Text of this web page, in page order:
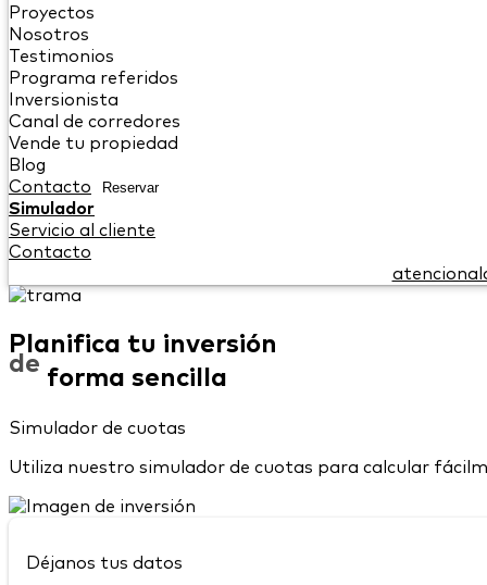
Proyectos
Nosotros
Testimonios
Programa referidos
Inversionista
Canal de corredores
Vende tu propiedad
Blog
Contacto
Reservar
Simulador
Servicio al cliente
Contacto
Planifica tu inversión
de
forma sencilla
Simulador de cuotas
Utiliza nuestro simulador de cuotas para calcular
Déjanos tus datos